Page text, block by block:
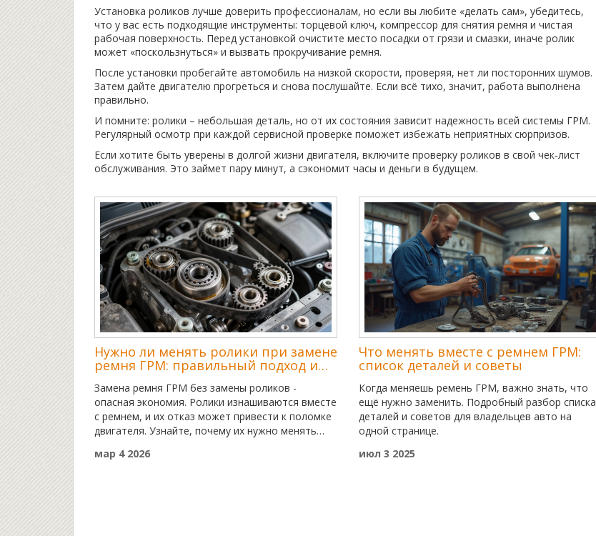
Установка роликов лучше доверить профессионалам, но если вы любите «делать сам», убедитесь,
что у вас есть подходящие инструменты: торцевой ключ, компрессор для снятия ремня и чистая
рабочая поверхность. Перед установкой очистите место посадки от грязи и смазки, иначе ролик
может «поскользнуться» и вызвать прокручивание ремня.
После установки пробегайте автомобиль на низкой скорости, проверяя, нет ли посторонних шумов.
Затем дайте двигателю прогреться и снова послушайте. Если всё тихо, значит, работа выполнена
правильно.
И помните: ролики – небольшая деталь, но от их состояния зависит надежность всей системы ГРМ.
Регулярный осмотр при каждой сервисной проверке поможет избежать неприятных сюрпризов.
Если хотите быть уверены в долгой жизни двигателя, включите проверку роликов в свой чек‑лист
обслуживания. Это займет пару минут, а сэкономит часы и деньги в будущем.
Нужно ли менять ролики при замене
ремня ГРМ: правильный подход и
последствия пренебрежения
Замена ремня ГРМ без замены роликов -
опасная экономия. Ролики изнашиваются вместе
с ремнем, и их отказ может привести к поломке
двигателя. Узнайте, почему их нужно менять
детали.
мар 4 2026
Что менять вместе с ремнем ГРМ:
список деталей и советы
Когда меняешь ремень ГРМ, важно знать, что
ещё нужно заменить. Подробный разбор списка
деталей и советов для владельцев авто на
одной странице.
июл 3 2025